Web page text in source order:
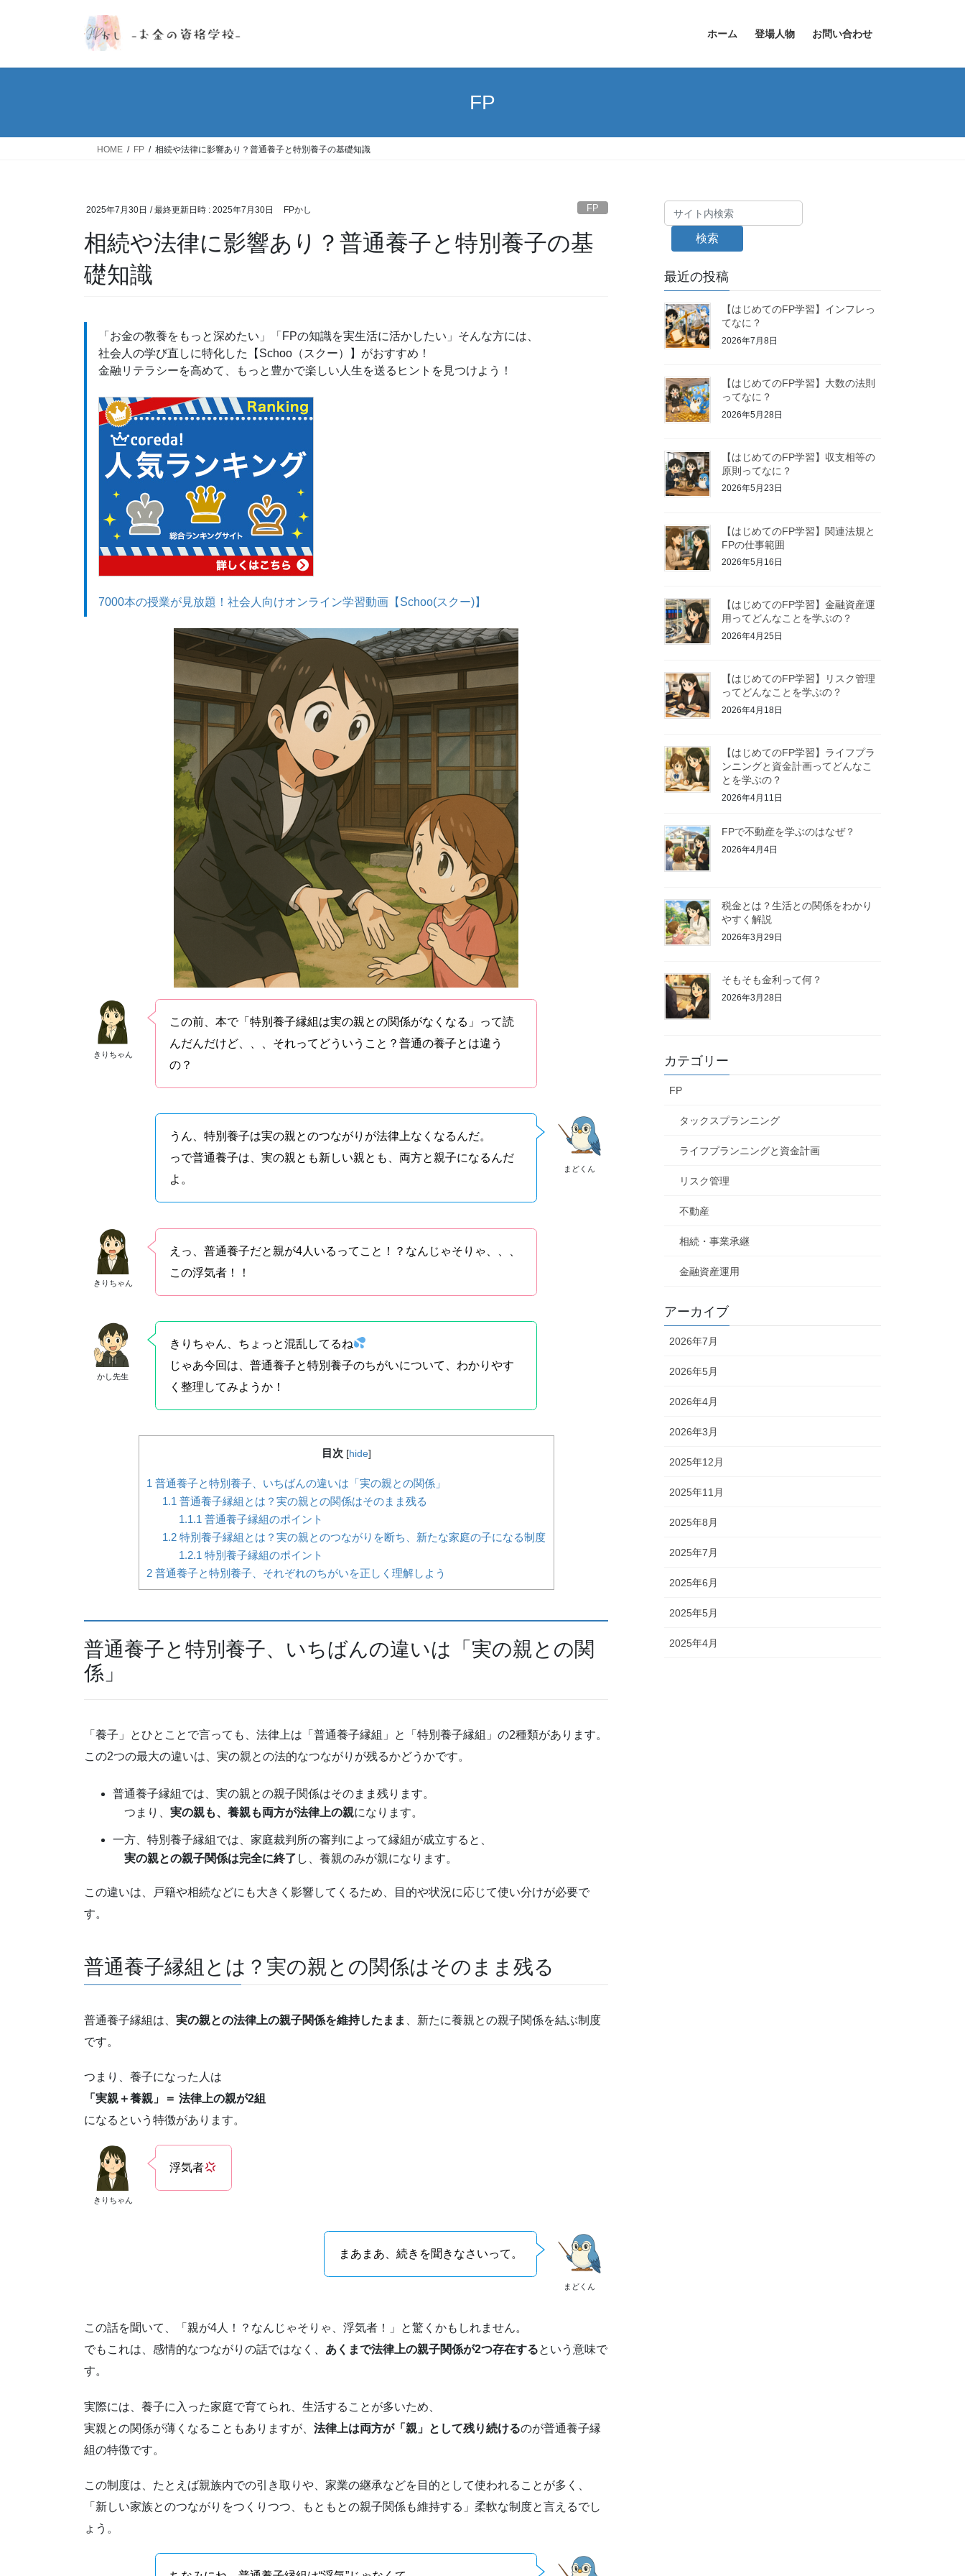
ホーム 登場人物 お問い合わせ
FP
HOME FP 相続や法律に影響あり？普通養子と特別養子の基礎知識
2025年7月30日 / 最終更新日時 : 2025年7月30日 FPかし FP
相続や法律に影響あり？普通養子と特別養子の基
礎知識
「お金の教養をもっと深めたい」「FPの知識を実生活に活かしたい」そんな方には、
社会人の学び直しに特化した【Schoo（スクー）】がおすすめ！
金融リテラシーを高めて、もっと豊かで楽しい人生を送るヒントを見つけよう！
7000本の授業が見放題！社会人向けオンライン学習動画【Schoo(スクー)】
きりちゃん
この前、本で「特別養子縁組は実の親との関係がなくなる」って読
んだんだけど、、、それってどういうこと？普通の養子とは違う
の？
まどくん
うん、特別養子は実の親とのつながりが法律上なくなるんだ。
っで普通養子は、実の親とも新しい親とも、両方と親子になるんだ
よ。
きりちゃん
えっ、普通養子だと親が4人いるってこと！？なんじゃそりゃ、、、
この浮気者！！
かし先生
きりちゃん、ちょっと混乱してるね
じゃあ今回は、普通養子と特別養子のちがいについて、わかりやす
く整理してみようか！
目次 [hide]
1 普通養子と特別養子、いちばんの違いは「実の親との関係」
1.1 普通養子縁組とは？実の親との関係はそのまま残る
1.1.1 普通養子縁組のポイント
1.2 特別養子縁組とは？実の親とのつながりを断ち、新たな家庭の子になる制度
1.2.1 特別養子縁組のポイント
2普通養子と特別養子、それぞれのちがいを正しく理解しよう
普通養子と特別養子、いちばんの違いは「実の親との関
係」
「養子」とひとことで言っても、法律上は「普通養子縁組」と「特別養子縁組」の2種類があります。
この2つの最大の違いは、実の親との法的なつながりが残るかどうかです。
普通養子縁組では、実の親との親子関係はそのまま残ります。
つまり、 実の親も、養親も両方が法律上の親になります。
一方、特別養子縁組では、家庭裁判所の審判によって縁組が成立すると、
実の親との親子関係は完全に終了 し、養親のみが親になります。
この違いは、戸籍や相続などにも大きく影響してくるため、目的や状況に応じて使い分けが必要で
す。
普通養子縁組とは？実の親との関係はそのまま残る
普通養子縁組は、 実の親との法律上の親子関係を維持したまま
、新たに養親との親子関係を結ぶ制度
です。
つまり、養子になった人は
「実親＋養親」＝ 法律上の親が2組
になるという特徴があります。
きりちゃん
浮気者
まどくん
まあまあ、続きを聞きなさいって。
この話を聞いて、「親が4人！？なんじゃそりゃ、浮気者！」と驚くかもしれません。
でもこれは、感情的なつながりの話ではなく、 あくまで法律上の親子関係が2つ存在するという意味で
す。
実際には、養子に入った家庭で育てられ、生活することが多いため、
実親との関係が薄くなることもありますが、 法律上は両方が「親」として残り続けるのが普通養子縁
組の特徴です。
この制度は、たとえば親族内での引き取りや、家業の継承などを目的として使われることが多く、
「新しい家族とのつながりをつくりつつ、もともとの親子関係も維持する」柔軟な制度と言えるでし
ょう。
検索
最近の投稿
【はじめてのFP学習】インフレっ
てなに？
2026年7月8日
【はじめてのFP学習】大数の法則
ってなに？
2026年5月28日
【はじめてのFP学習】収支相等の
原則ってなに？
2026年5月23日
【はじめてのFP学習】関連法規と
FPの仕事範囲
2026年5月16日
【はじめてのFP学習】金融資産運
用ってどんなことを学ぶの？
2026年4月25日
【はじめてのFP学習】リスク管理
ってどんなことを学ぶの？
2026年4月18日
【はじめてのFP学習】ライフプラ
ンニングと資金計画ってどんなこ
とを学ぶの？
2026年4月11日
FPで不動産を学ぶのはなぜ？
2026年4月4日
税金とは？生活との関係をわかり
やすく解説
2026年3月29日
そもそも金利って何？
2026年3月28日
カテゴリー
FP
タックスプランニング
ライフプランニングと資金計画
リスク管理
不動産
相続・事業承継
金融資産運用
アーカイブ
2026年7月
2026年5月
2026年4月
2026年3月
2025年12月
2025年11月
2025年8月
2025年7月
2025年6月
2025年5月
2025年4月